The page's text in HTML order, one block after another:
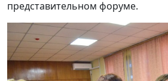
представительном форуме.